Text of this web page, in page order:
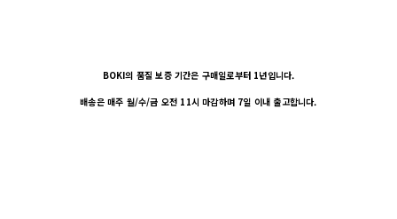
BOKI의 품질 보증 기간은 구매일로부터 1년입니다.
배송은 매주 월/수/금 오전 11시 마감하며 7일 이내 출고합니다.